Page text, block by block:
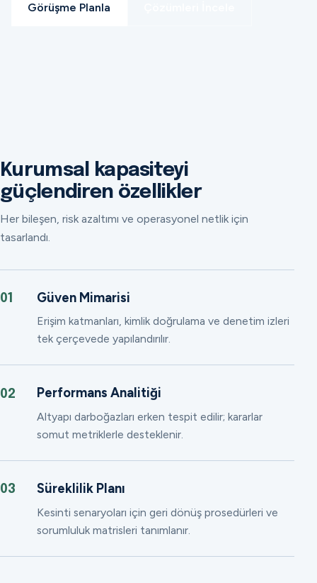
Görüşme Planla
Kurumsal kapasiteyi
güçlendiren özellikler
Her bileşen, risk azaltımı ve operasyonel netlik için
tasarlandı.
01 Güven Mimarisi
Erişim katmanları, kimlik doğrulama ve denetim izleri
tek çerçevede yapılandırılır.
02 Performans Analitiği
Altyapı darboğazları erken tespit edilir; kararlar
somut metriklerle desteklenir.
03 Süreklilik Planı
Kesinti senaryoları için geri dönüş prosedürleri ve
sorumluluk matrisleri tanımlanır.